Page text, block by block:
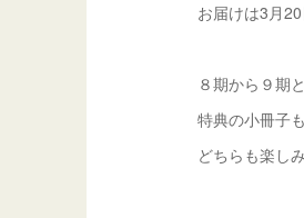
お届けは3月
８期から９期
特典の小冊子
どちらも楽し